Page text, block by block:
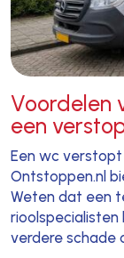
Voordelen
een
Een wc verstopt
Ontstoppen.nl
Weten dat een
verdere schade